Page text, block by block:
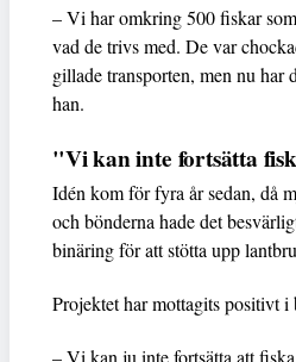
– Vi har omkring 500 fiskar
vad de trivs med. De var
gillade transporten, men nu har
han.
"Vi kan inte fortsätta
Idén kom för fyra år sedan, då
och bönderna hade det
binäring för att stötta upp
Projektet har mottagits positivt i